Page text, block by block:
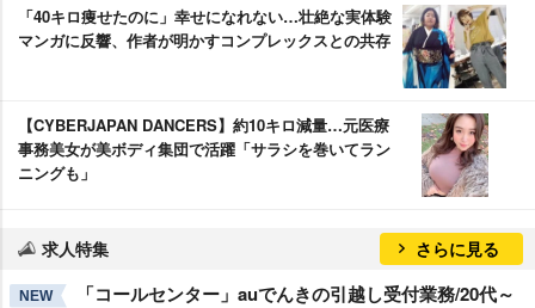
「40キロ痩せたのに」幸せになれない…壮絶な実体験
マンガに反響、作者が明かすコンプレックスとの共存
【CYBERJAPAN DANCERS】約10キロ減量…元医療
事務美女が美ボディ集団で活躍「サラシを巻いてラン
ニングも」
求人特集 さらに見る
NEW
「コールセンター」auでんきの引越し受付業務/20代～